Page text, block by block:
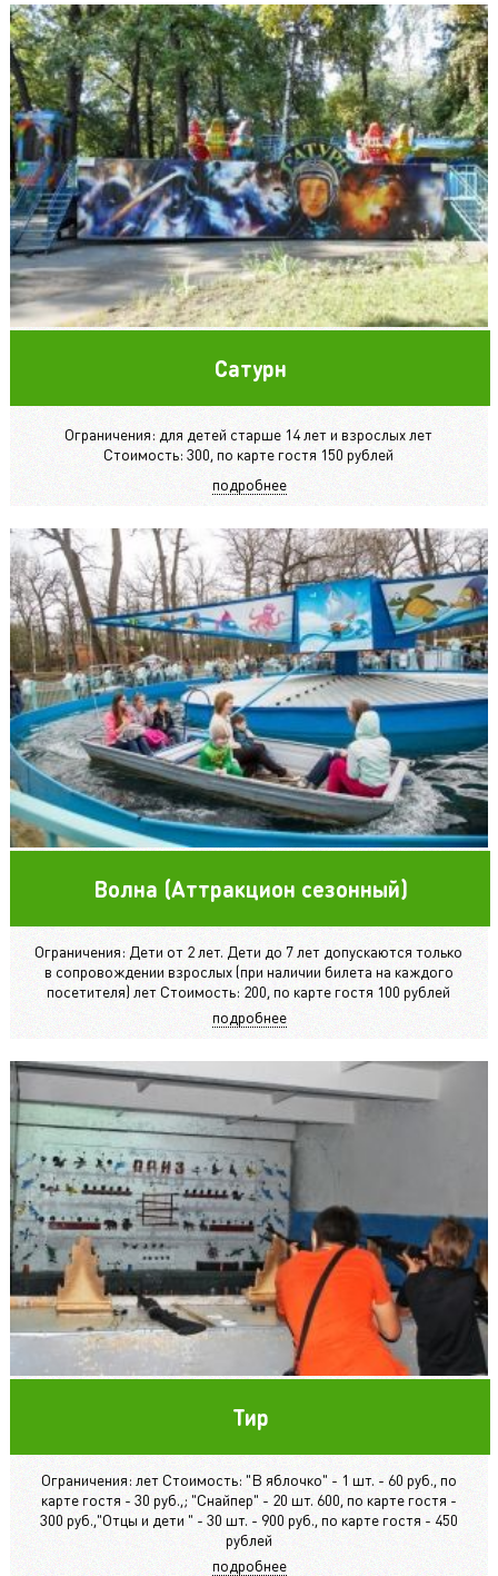
Сатурн
Ограничения: для детей старше 14 лет и взрослых лет
Стоимость: 300, по карте гостя 150 рублей
подробнее
Волна (Аттракцион сезонный)
Ограничения: Дети от 2 лет. Дети до 7 лет допускаются только
в сопровождении взрослых (при наличии билета на каждого
посетителя) лет Стоимость: 200, по карте гостя 100 рублей
подробнее
Тир
Ограничения: лет Стоимость: "В яблочко" - 1 шт. - 60 руб., по
карте гостя - 30 руб.,; "Снайпер" - 20 шт. 600, по карте гостя -
300 руб.,"Отцы и дети " - 30 шт. - 900 руб., по карте гостя - 450
рублей
подробнее